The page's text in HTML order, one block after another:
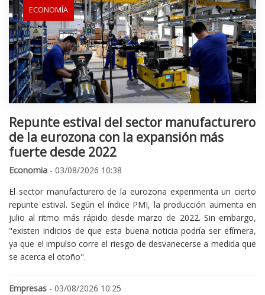
ECONOMÍA
Repunte estival del sector manufacturero
de la eurozona con la expansión más
fuerte desde 2022
Economia - 03/08/2026 10:38
El sector manufacturero de la eurozona experimenta un cierto
repunte estival. Según el índice PMI, la producción aumenta en
julio al ritmo más rápido desde marzo de 2022. Sin embargo,
"existen indicios de que esta buena noticia podría ser efímera,
ya que el impulso corre el riesgo de desvanecerse a medida que
se acerca el otoño".
Empresas - 03/08/2026 10:25